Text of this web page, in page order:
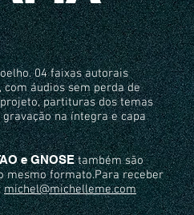
04 faixas autorais
áudios sem perda de
partituras dos temas
na íntegra e capa
e GNOSEtambém são
mesmo formato.Para receber
michel@michelleme.com